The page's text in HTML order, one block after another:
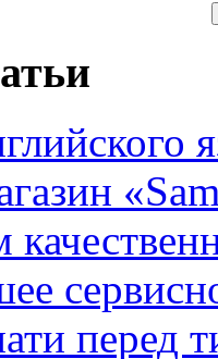
перед